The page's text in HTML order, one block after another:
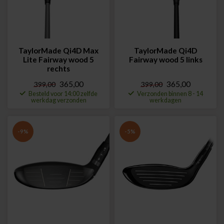
TaylorMade Qi4D Max
Lite Fairway wood 5
rechts
399,00 365,00
Besteld voor 14:00 zelfde
werkdag verzonden
TaylorMade Qi4D
Fairway wood 5 links
399,00 365,00
Verzonden binnen 8 - 14
werkdagen
-9% -5%